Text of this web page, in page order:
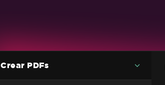
Crear PDFs